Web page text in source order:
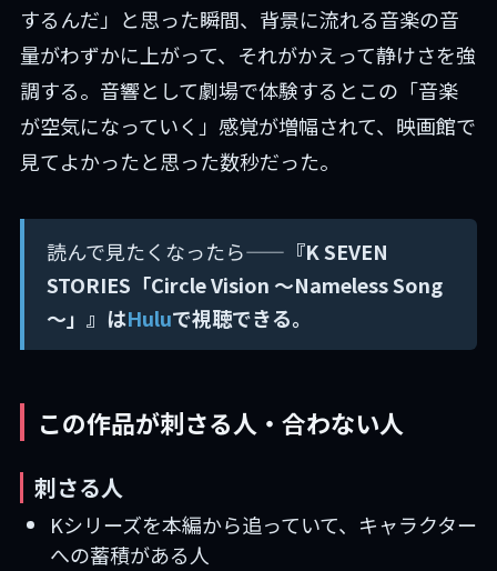
するんだ」と思った瞬間、背景に流れる音楽の音
量がわずかに上がって、それがかえって静けさを強
調する。音響として劇場で体験するとこの「音楽
が空気になっていく」感覚が増幅されて、映画館で
見てよかったと思った数秒だった。
読んで見たくなったら—— 『K SEVEN
STORIES「Circle Vision ～Nameless Song
～」』はHuluで視聴できる。
この作品が刺さる人・合わない人
刺さる人
Kシリーズを本編から追っていて、キャラクター
への蓄積がある人